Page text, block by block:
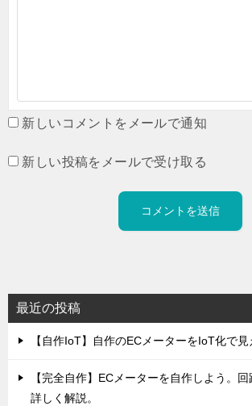
新しいコメントをメールで通知
新しい投稿をメールで受け取る
最近の投稿
【自作IoT】自作のECメーターをIoT化で見
【完全自作】ECメーターを自作しよう。
詳しく解説。